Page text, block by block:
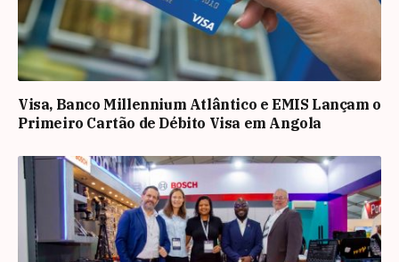
Visa, Banco Millennium Atlântico e EMIS Lançam o
Primeiro Cartão de Débito Visa em Angola